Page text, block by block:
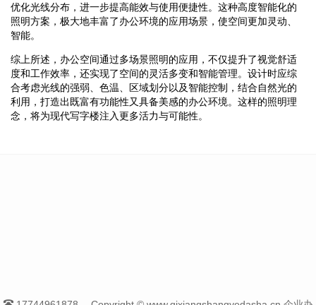
优化光线分布，进一步提高能效与使用便捷性。这种高度智能化的
照明方案，极大地丰富了办公环境的应用场景，使空间更加灵动、
智能。
综上所述，办公空间通过多场景照明的应用，不仅提升了视觉舒适
度和工作效率，还实现了空间的灵活多变和智能管理。设计时应综
合考虑光线的强弱、色温、区域划分以及智能控制，结合自然光的
利用，打造出既富有功能性又具备美感的办公环境。这样的照明理
念，将为现代写字楼注入更多活力与可能性。